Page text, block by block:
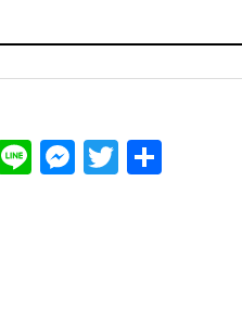
CopyLineMessenger
Twitter